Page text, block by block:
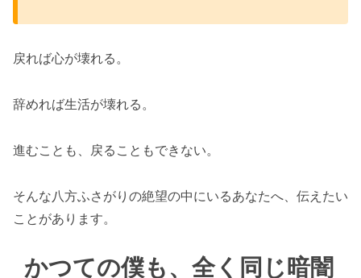
戻れば心が壊れる。
辞めれば生活が壊れる。
進むことも、戻ることもできない。
そんな八方ふさがりの絶望の中にいるあなたへ、伝えたい
ことがあります。
かつての僕も、全く同じ暗闇